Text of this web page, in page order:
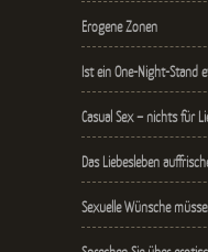
Erogene Zonen
Ist ein One-Night-Stand
Casual Sex – nichts für
Das Liebesleben
Sexuelle Wünsche